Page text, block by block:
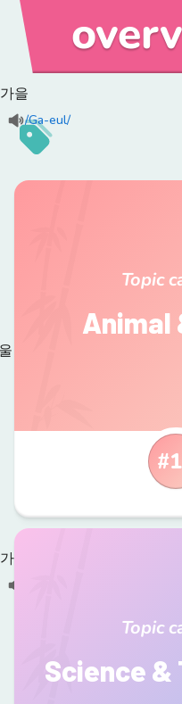
가을
/Ga-eul/
가을
여름
Topic
Animal
#
Topic
Science &